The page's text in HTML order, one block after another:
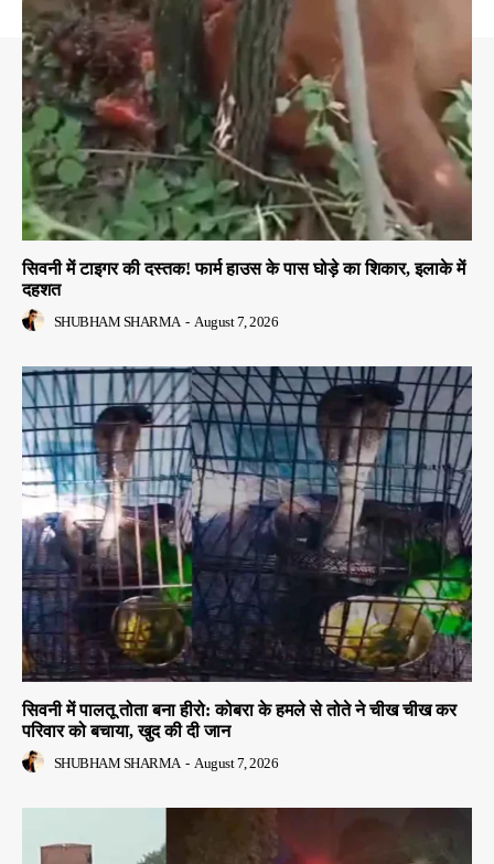
सिवनी में टाइगर की दस्तक! फार्म हाउस के पास घोड़े का शिकार, इलाके में
दहशत
SHUBHAM SHARMA - August 7, 2026
सिवनी में पालतू तोता बना हीरो: कोबरा के हमले से तोते ने चीख चीख कर
परिवार को बचाया, खुद की दी जान
SHUBHAM SHARMA - August 7, 2026